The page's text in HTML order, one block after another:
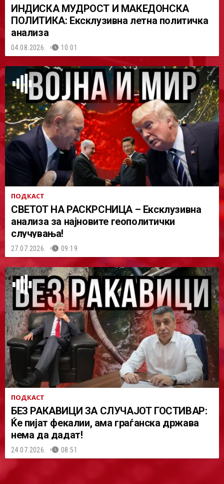
ИНДИСКА МУДРОСТ И МАКЕДОНСКА
ПОЛИТИКА: Ексклузивна летна политичка
анализа
04.08.2026. 10:01
ПОДКАСТ
СВЕТОТ НА РАСКРСНИЦА – Ексклузивна
анализа за најновите геополитички
случувања!
27.07.2026. 09:19
ПОДКАСТ
БЕЗ РАКАВИЦИ ЗА СЛУЧАЈОТ ГОСТИВАР:
Ќе пијат фекалии, ама граѓанска држава
нема да дадат!
24.07.2026. 08:51